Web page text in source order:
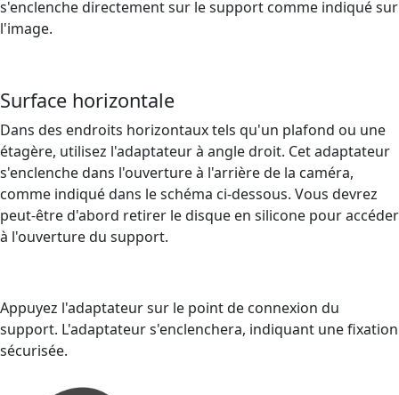
s'enclenche directement sur le support comme indiqué sur
l'image.
Surface horizontale
Dans des endroits horizontaux tels qu'un plafond ou une
étagère, utilisez l'adaptateur à angle droit. Cet adaptateur
s'enclenche dans l'ouverture à l'arrière de la caméra,
comme indiqué dans le schéma ci-dessous. Vous devrez
peut-être d'abord retirer le disque en silicone pour accéder
à l'ouverture du support.
Appuyez l'adaptateur sur le point de connexion du
support. L'adaptateur s'enclenchera, indiquant une fixation
sécurisée.